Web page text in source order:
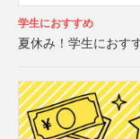
学生におすすめ
夏休み！学生におす